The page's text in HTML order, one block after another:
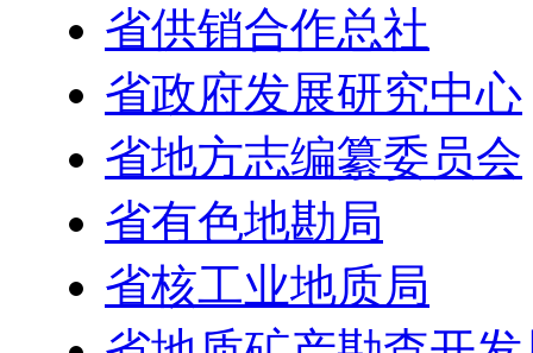
省供销合作总社
省政府发展研究中心
省地方志编纂委员会
省有色地勘局
省核工业地质局